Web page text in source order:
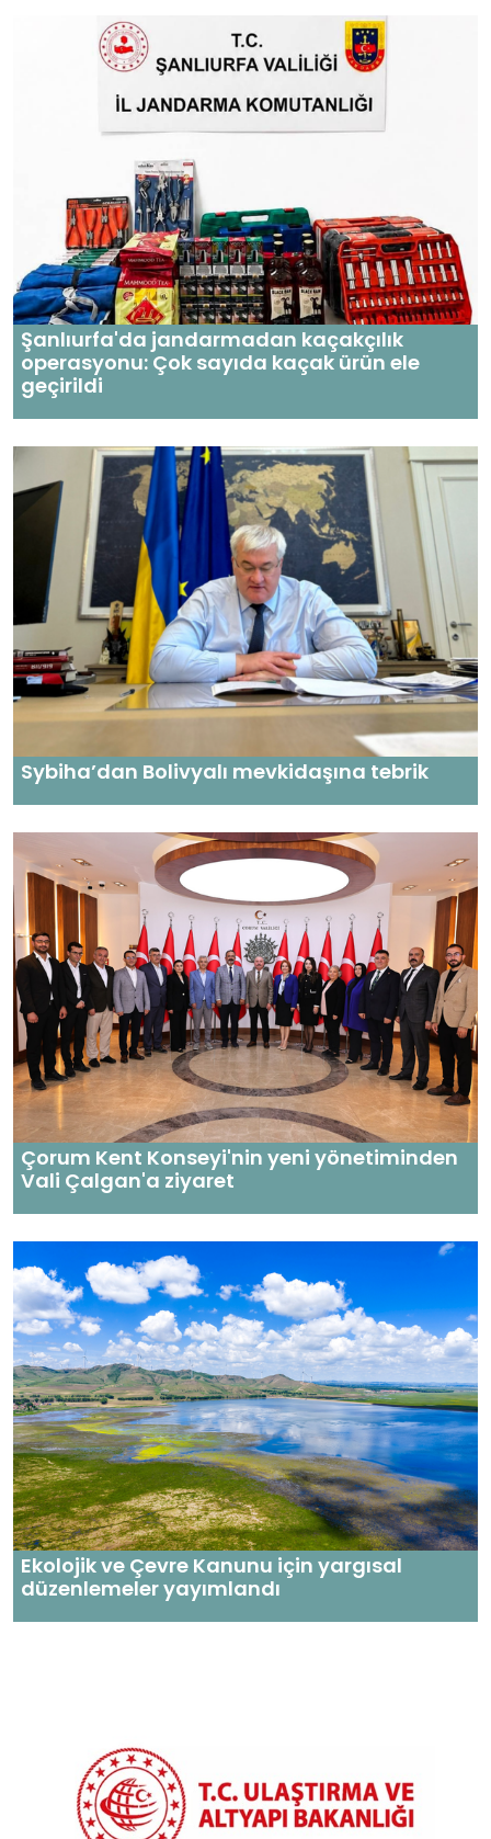
Şanlıurfa'da jandarmadan kaçakçılık
operasyonu: Çok sayıda kaçak ürün ele
geçirildi
Sybiha’dan Bolivyalı mevkidaşına tebrik
Çorum Kent Konseyi'nin yeni yönetiminden
Vali Çalgan'a ziyaret
Ekolojik ve Çevre Kanunu için yargısal
düzenlemeler yayımlandı